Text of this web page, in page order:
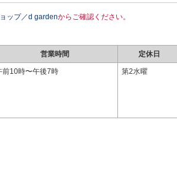
ップ／d gardenからご確認ください。
営業時間 定休日
前10時〜午後7時 第2水曜